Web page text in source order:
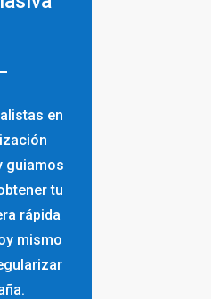
en
guiamos
tu
rápida
mismo